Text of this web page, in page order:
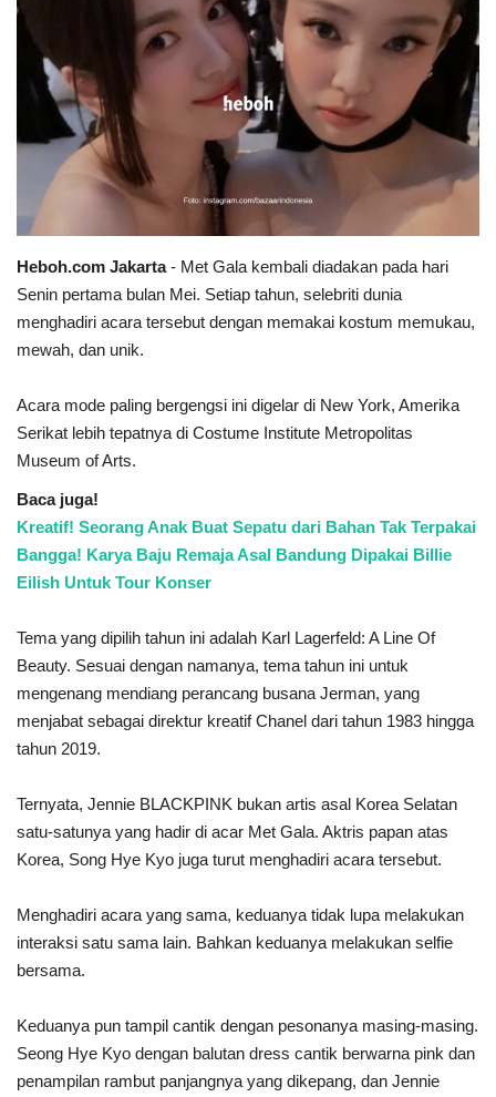
Heboh.com Jakarta- Met Gala kembali diadakan pada hari
Senin pertama bulan Mei. Setiap tahun, selebriti dunia
menghadiri acara tersebut dengan memakai kostum memukau,
mewah, dan unik.
Acara mode paling bergengsi ini digelar di New York, Amerika
Serikat lebih tepatnya di Costume Institute Metropolitas
Museum of Arts.
Baca juga!
Kreatif! Seorang Anak Buat Sepatu dari Bahan Tak Terpakai
Bangga! Karya Baju Remaja Asal Bandung Dipakai Billie
Eilish Untuk Tour Konser
Tema yang dipilih tahun ini adalah Karl Lagerfeld: A Line Of
Beauty. Sesuai dengan namanya, tema tahun ini untuk
mengenang mendiang perancang busana Jerman, yang
menjabat sebagai direktur kreatif Chanel dari tahun 1983 hingga
tahun 2019.
Ternyata, Jennie BLACKPINK bukan artis asal Korea Selatan
satu-satunya yang hadir di acar Met Gala. Aktris papan atas
Korea, Song Hye Kyo juga turut menghadiri acara tersebut.
Menghadiri acara yang sama, keduanya tidak lupa melakukan
interaksi satu sama lain. Bahkan keduanya melakukan selfie
bersama.
Keduanya pun tampil cantik dengan pesonanya masing-masing.
Seong Hye Kyo dengan balutan dress cantik berwarna pink dan
penampilan rambut panjangnya yang dikepang, dan Jennie